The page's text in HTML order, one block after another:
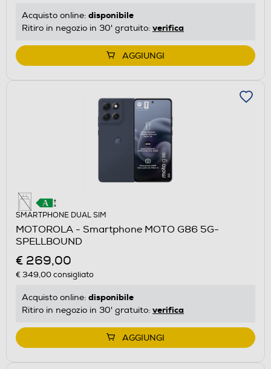
Acquisto online: disponibile
Ritiro in negozio in 30' gratuito: verifica
AGGIUNGI
SMARTPHONE DUAL SIM
MOTOROLA - Smartphone MOTO G86 5G-
SPELLBOUND
€ 269,00
€ 349,00consigliato
Acquisto online: disponibile
Ritiro in negozio in 30' gratuito: verifica
AGGIUNGI